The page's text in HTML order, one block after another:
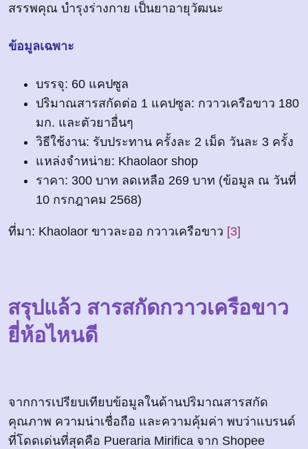
สรรพคุณ บำรุงร่างกาย เป็นยาอายุวัฒนะ
ข้อมูลเฉพาะ
บรรจุ: 60 แคปซูล
ปริมาณสารสกัดต่อ 1 แคปซูล: กวาวเครือขาว 180
มก. และตัวยาอื่นๆ
วิธีใช้งาน: รับประทาน ครั้งละ 2 เม็ด วันละ 3 ครั้ง
แหล่งจำหน่าย: Khaolaor shop
ราคา: 300 บาท ลดเหลือ 269 บาท (ข้อมูล ณ วันที่
10 กรกฎาคม 2568)
ที่มา: Khaolaor ขาวละออ กวาวเครือขาว [3]
สรุปแล้ว สารสกัดกวาวเครือขาว
ยี่ห้อไหนดี
จากการเปรียบเทียบข้อมูลในด้านปริมาณสารสกัด
คุณภาพ ความน่าเชื่อถือ และความคุ้มค่า พบว่าแบรนด์
ที่โดดเด่นที่สุดคือ Pueraria Mirifica จาก Shopee